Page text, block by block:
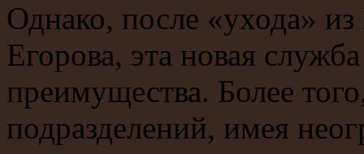
Однако, после «ухода»
Егорова, эта новая
преимущества. Более
подразделений, имея